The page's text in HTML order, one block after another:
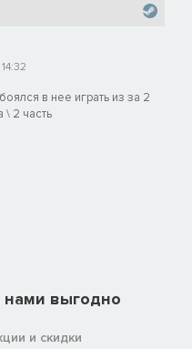
в нее играть из за 2
2 часть
нами выгодно
и скидки